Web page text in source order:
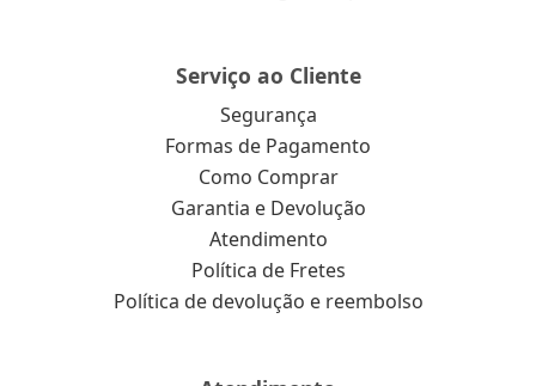
Serviço ao Cliente
Segurança
Formas de Pagamento
Como Comprar
Garantia e Devolução
Atendimento
Política de Fretes
Política de devolução e reembolso